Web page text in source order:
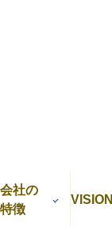
パートナーの方へ
会社の
特徴
VISION